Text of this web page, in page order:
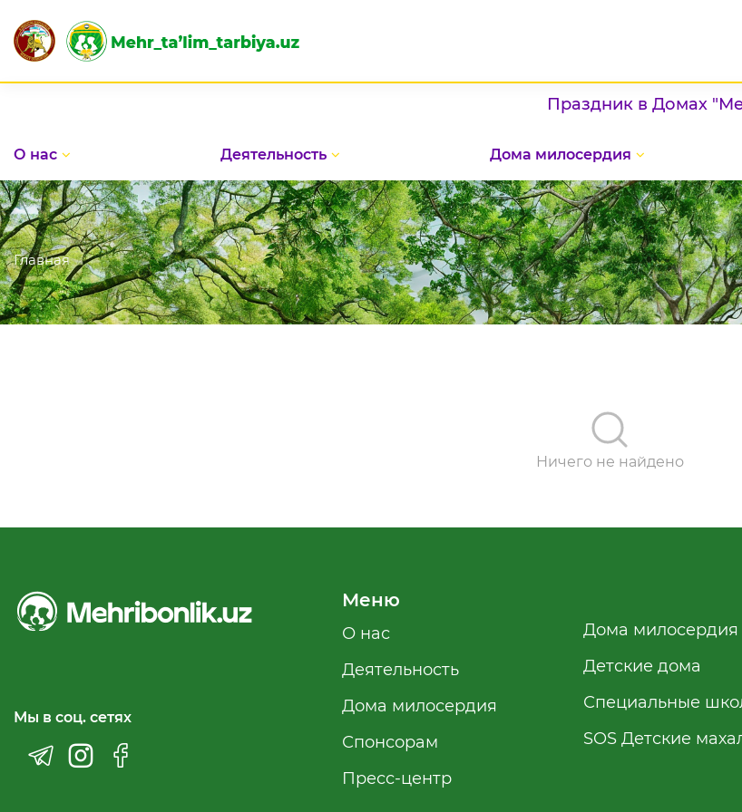
Праздник в Домах
О нас Деятельность Дома милосердия
Главная
Ничего не найдено
Мы в соц. сетях
Меню
О нас
Деятельность
Дома милосердия
Спонсорам
Пресс-центр
Дома милосердия
Детские дома
Специальные
SOS Детские